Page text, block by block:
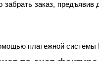
забрать заказ,
платежной системы